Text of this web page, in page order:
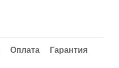
Оплата Гарантия